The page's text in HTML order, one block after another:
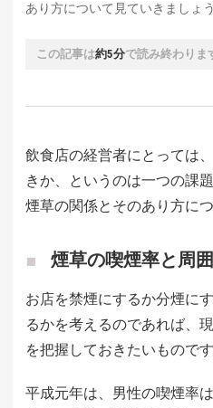
あり方について見ていきましょう
この記事は約5分で読み終わりま
飲食店の経営者にとっては
きか、というのは一つの課
煙草の関係とそのあり方に
煙草の喫煙率と周
お店を禁煙にするか分煙に
るかを考えるのであれば、
を把握しておきたいものです
平成元年は、男性の喫煙率